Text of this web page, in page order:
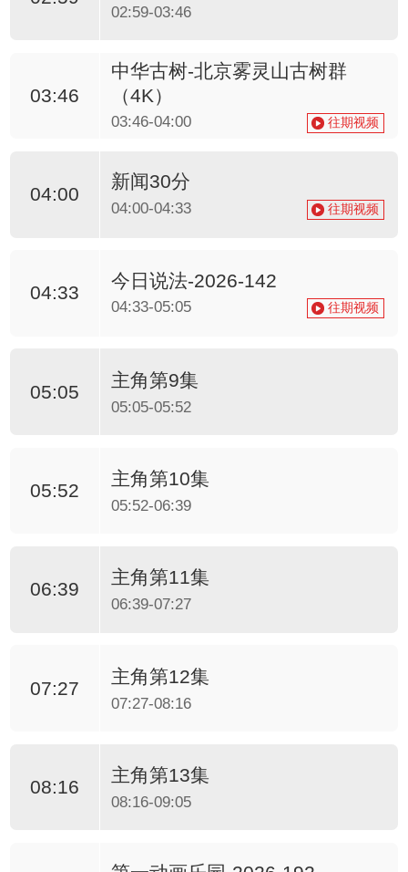
02:59-03:46
03:46
中华古树-北京雾灵山古树群
（4K）
03:46-04:00 往期视频
04:00
新闻30分
04:00-04:33 往期视频
04:33
今日说法-2026-142
04:33-05:05 往期视频
05:05
主角第9集
05:05-05:52
05:52
主角第10集
05:52-06:39
06:39
主角第11集
06:39-07:27
07:27
主角第12集
07:27-08:16
08:16
主角第13集
08:16-09:05